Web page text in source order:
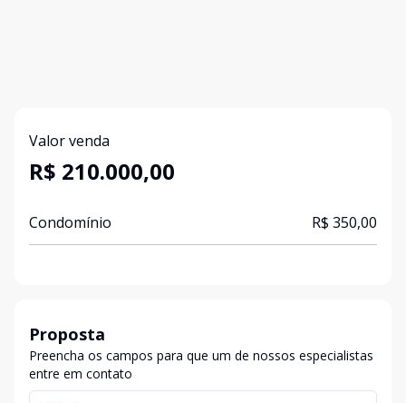
Valor venda
R$ 210.000,00
Condomínio R$ 350,00
Proposta
Preencha os campos para que um de nossos especialistas
entre em contato